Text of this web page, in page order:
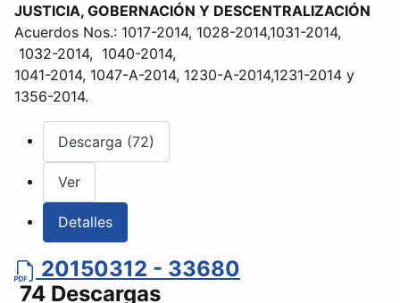
JUSTICIA, GOBERNACIÓN Y DESCENTRALIZACIÓN
Acuerdos Nos.: 1017-2014, 1028-2014,1031-2014,
1032-2014, 1040-2014,
1041-2014, 1047-A-2014, 1230-A-2014,1231-2014 y
1356-2014.
Descarga (72)
Ver
Detalles
20150312 - 33680
74 Descargas